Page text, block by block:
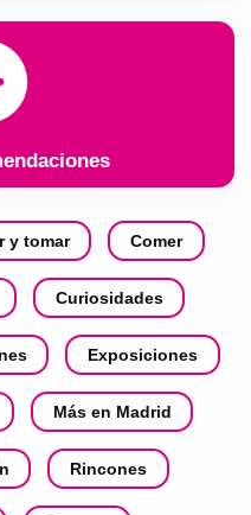
y tomar Comer
Curiosidades
Exposiciones
Más en Madrid
Rincones